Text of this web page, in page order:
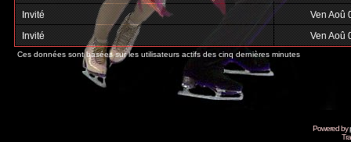
Invité
Ven Aoû
Invité
Ven Aoû
Ces données sont basées sur les utilisateurs actifs des cinq dernières minutes
Powered by